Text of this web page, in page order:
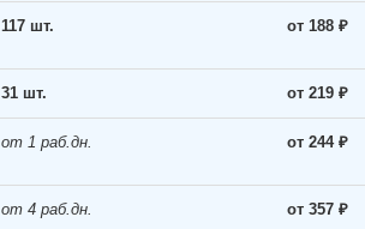
117 шт. от 188 ₽
31 шт. от 219 ₽
от 1 раб.дн. от 244 ₽
от 4 раб.дн. от 357 ₽